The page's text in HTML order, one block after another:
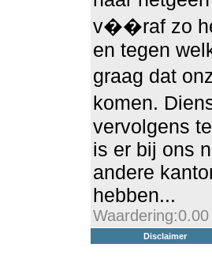
v��raf zo
en tegen
graag dat
komen.
vervolgens
is er bij ons
andere
hebben...
Disclaimer